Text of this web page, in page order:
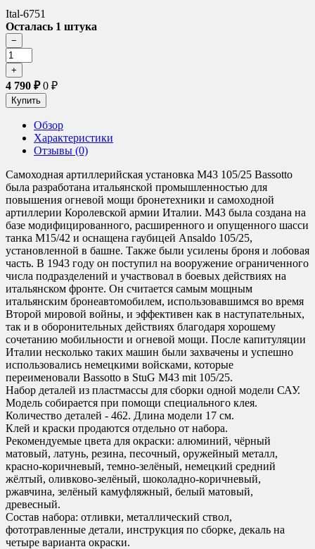
Ital-6751
Осталась 1 штука
4 790 ₽0 ₽
Обзор
Характеристики
Отзывы (0)
Самоходная артиллерийская установка M43 105/25 Bassotto
была разработана итальянской промышленностью для
повышения огневой мощи бронетехники и самоходной
артиллерии Королевской армии Италии. M43 была создана на
базе модифицированного, расширенного и опущенного шасси
танка M15/42 и оснащена гаубицей Ansaldo 105/25,
установленной в башне. Также были усилены броня и лобовая
часть. В 1943 году он поступил на вооружение ограниченного
числа подразделений и участвовал в боевых действиях на
итальянском фронте. Он считается самым мощным
итальянским бронеавтомобилем, использовавшимся во время
Второй мировой войны, и эффективен как в наступательных,
так и в оборонительных действиях благодаря хорошему
сочетанию мобильности и огневой мощи. После капитуляции
Италии несколько таких машин были захвачены и успешно
использовались немецкими войсками, которые
переименовали Bassotto в StuG M43 mit 105/25.
Набор деталей из пластмассы для сборки одной модели САУ.
Модель собирается при помощи специального клея.
Количество деталей - 462. Длина модели 17 см.
Клей и краски продаются отдельно от набора.
Рекомендуемые цвета для окраски: алюминий, чёрный
матовый, латунь, резина, песочный, оружейный металл,
красно-коричневый, темно-зелёный, немецкий средний
жёлтый, оливково-зелёный, шоколадно-коричневый,
ржавчина, зелёный камуфляжный, белый матовый,
древесный.
Состав набора: отливки, металлический ствол,
фототравленные детали, инструкция по сборке, декаль на
четыре варианта окраски.